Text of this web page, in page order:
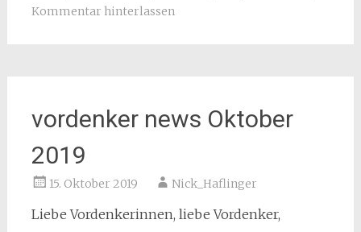
Kommentar hinterlassen
vordenker news Oktober
2019
15. Oktober 2019 Nick_Haflinger
Liebe Vordenkerinnen, liebe Vordenker,